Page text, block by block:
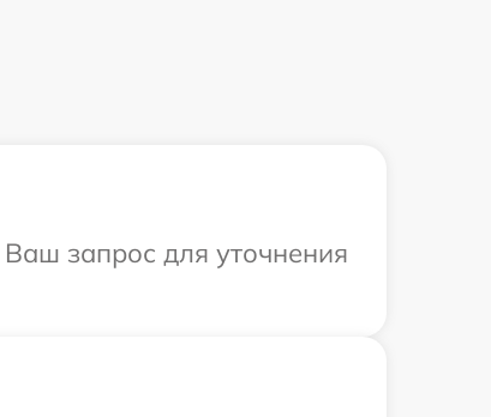
запрос для уточнения